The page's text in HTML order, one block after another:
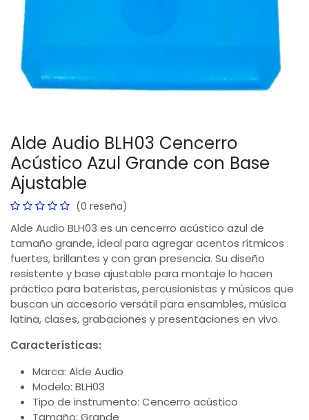
Alde Audio BLH03 Cencerro
Acústico Azul Grande con Base
Ajustable
(0 reseña)
Alde Audio BLH03 es un cencerro acústico azul de
tamaño grande, ideal para agregar acentos rítmicos
fuertes, brillantes y con gran presencia. Su diseño
resistente y base ajustable para montaje lo hacen
práctico para bateristas, percusionistas y músicos que
buscan un accesorio versátil para ensambles, música
latina, clases, grabaciones y presentaciones en vivo.
Características:
Marca: Alde Audio
Modelo: BLH03
Tipo de instrumento: Cencerro acústico